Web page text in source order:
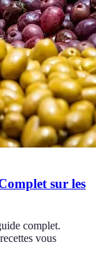
sur les
complet.
vous